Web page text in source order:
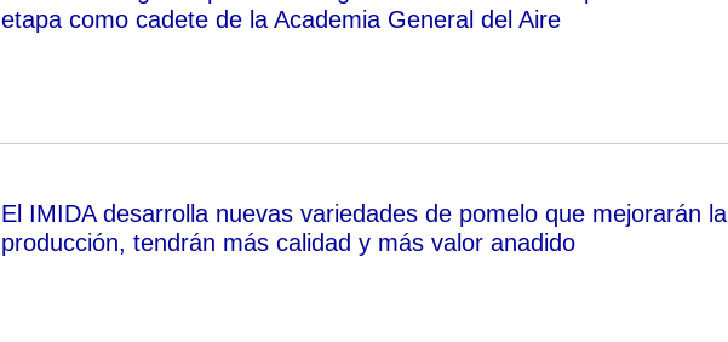
etapa como cadete de la Academia General del Aire
El IMIDA desarrolla nuevas variedades de pomelo que mejorarán la
producción, tendrán más calidad y más valor anadido